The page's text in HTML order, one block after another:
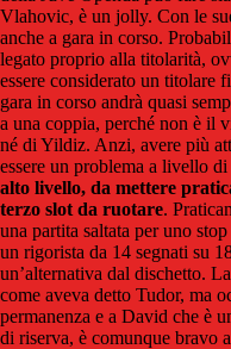
Vlahovic, è un jolly. Con le
anche a gara in corso.
legato proprio alla titolarità,
essere considerato un titolare
gara in corso andrà quasi
a una coppia, perché non è il
né di Yildiz. Anzi, avere più
essere un problema a livello di
alto livello, da mettere
terzo slot da ruotare.
una partita saltata per uno
un rigorista da 14 segnati su
un’alternativa dal dischetto.
come aveva detto Tudor, ma
permanenza e a David che è
di riserva, è comunque bravo